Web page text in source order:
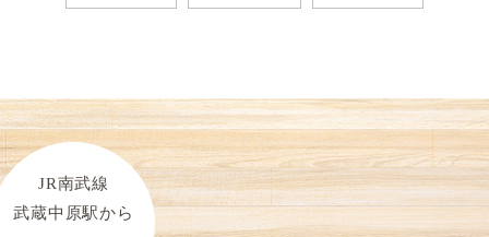
JR南武線
武蔵中原駅から